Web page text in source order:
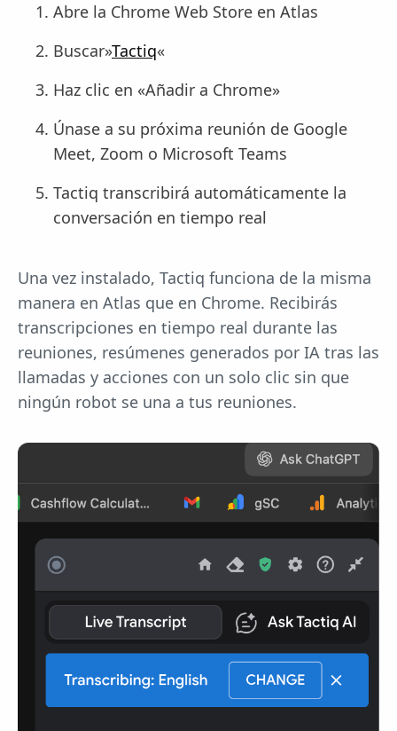
Abre la Chrome Web Store en Atlas
Buscar»Tactiq«
Haz clic en «Añadir a Chrome»
Únase a su próxima reunión de Google
Meet, Zoom o Microsoft Teams
Tactiq transcribirá automáticamente la
conversación en tiempo real
Una vez instalado, Tactiq funciona de la misma
manera en Atlas que en Chrome. Recibirás
transcripciones en tiempo real durante las
reuniones, resúmenes generados por IA tras las
llamadas y acciones con un solo clic sin que
ningún robot se una a tus reuniones.